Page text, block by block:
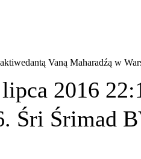
Vaną Maharadźą w
2016
Śri Śrimad